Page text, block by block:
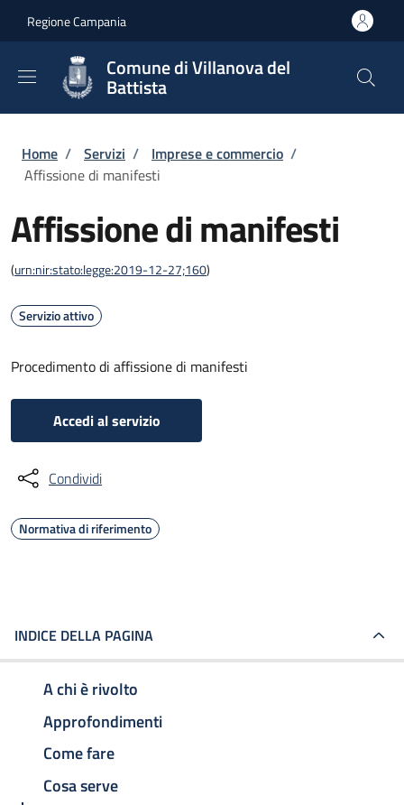
Regione Campania
Comune di Villanova del
Battista
Briciole di pane
Home / Servizi / Imprese e commercio /
Affissione di manifesti
Affissione di manifesti
(urn:nir:stato:legge:2019-12-27;160)
Servizio attivo
Procedimento di affissione di manifesti
Accedi al servizio
Condividi
Normativa di riferimento
INDICE DELLA PAGINA
A chi è rivolto
Approfondimenti
Come fare
Cosa serve